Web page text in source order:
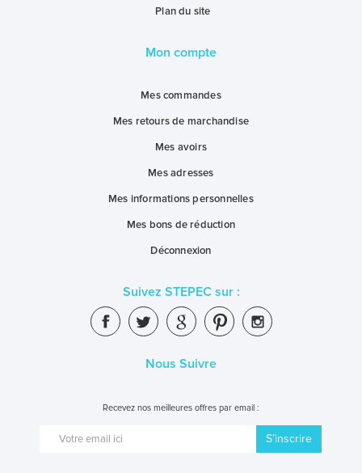
Plan du site
Mon compte
Mes commandes
Mes retours de marchandise
Mes avoirs
Mes adresses
Mes informations personnelles
Mes bons de réduction
Déconnexion
Suivez STEPEC sur :
Nous Suivre
Recevez nos meilleures offres par email :
S’inscrire